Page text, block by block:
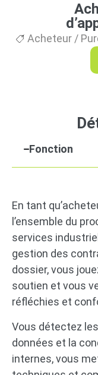
Acheteur /
Fonction
En tant
l’ensemble du
services
gestion des
dossier, vous
soutien et vous
réfléchies et
Vous détectez
données et la
internes, vous